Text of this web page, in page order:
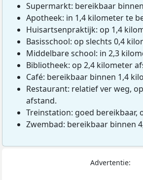
Supermarkt: bereikbaar
Apotheek: in 1,4 kilometer te
Huisartsenpraktijk: op 1,4
Basisschool: op slechts 0,4
Middelbare school: in 2,3
Bibliotheek: op 2,4 kilometer
Café: bereikbaar binnen 1,4
Restaurant: relatief ver weg,
afstand.
Treinstation: goed bereikbaar,
Zwembad: bereikbaar binnen
Advertentie: